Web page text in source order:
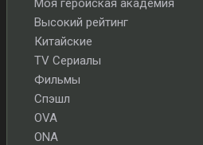
Моя геройская академия
Высокий рейтинг
Китайские
TV Сериалы
Фильмы
Спэшл
OVA
ONA